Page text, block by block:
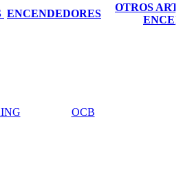
ENCENDEDORES
OTROS
OCB